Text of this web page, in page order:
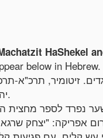
HaShekel
below in
יהושע העשיל שפירא, נכדי הרב מסלאוויטא.